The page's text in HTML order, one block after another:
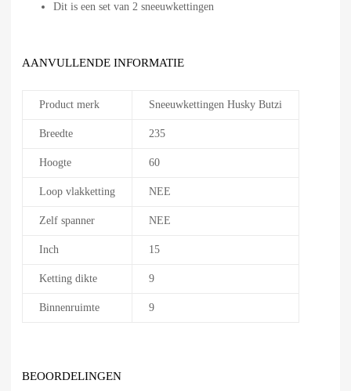
Dit is een set van 2 sneeuwkettingen
AANVULLENDE INFORMATIE
Product merk Sneeuwkettingen Husky Butzi
Breedte 235
Hoogte 60
Loop vlakketting NEE
Zelf spanner NEE
Inch 15
Ketting dikte 9
Binnenruimte 9
BEOORDELINGEN